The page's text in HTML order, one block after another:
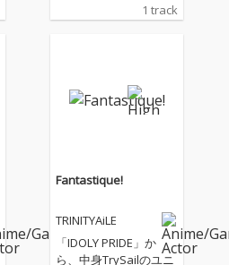
E」、約半年ぶりの新
う」と歌う、軽やかな
エレクトロポップチュ
ているところが特徴で
す。
1 track
Fantastique!
TRINITYAiLE
「IDOLY PRIDE」か
ら、中身TrySailのユニ